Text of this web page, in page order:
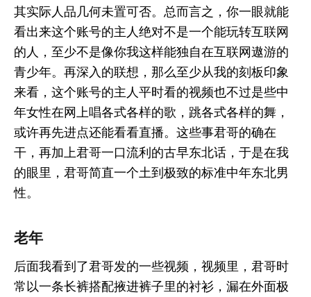
其实际人品几何未置可否。总而言之，你一眼就能
看出来这个账号的主人绝对不是一个能玩转互联网
的人，至少不是像你我这样能独自在互联网遨游的
青少年。再深入的联想，那么至少从我的刻板印象
来看，这个账号的主人平时看的视频也不过是些中
年女性在网上唱各式各样的歌，跳各式各样的舞，
或许再先进点还能看看直播。这些事君哥的确在
干，再加上君哥一口流利的古早东北话，于是在我
的眼里，君哥简直一个土到极致的标准中年东北男
性。
老年
后面我看到了君哥发的一些视频，视频里，君哥时
常以一条长裤搭配掖进裤子里的衬衫，漏在外面极